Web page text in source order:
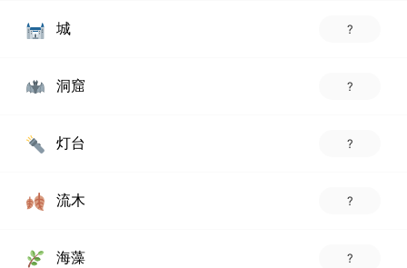
城 ?
洞窟 ?
灯台 ?
流木 ?
海藻 ?